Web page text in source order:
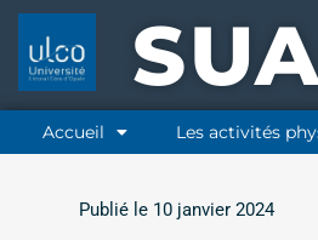
Accueil Les activités
Publié le 10 janvier 2024